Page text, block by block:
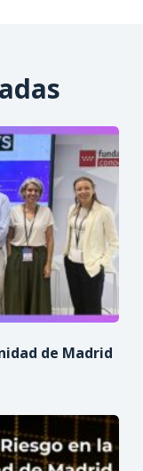
de Madrid